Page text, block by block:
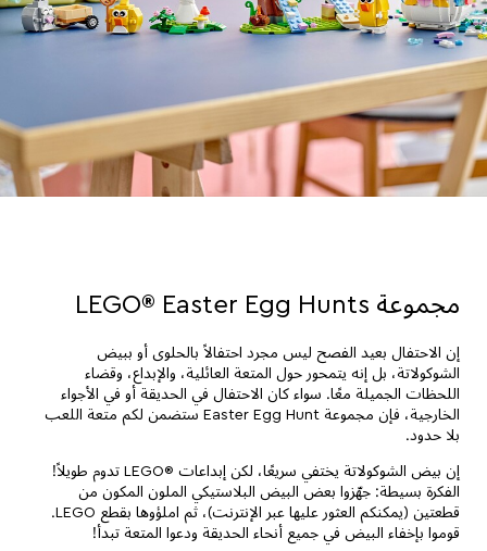
مجموعة LEGO® Easter Egg Hunts
إن الاحتفال بعيد الفصح ليس مجرد احتفالاً بالحلوى أو ببيض
الشوكولاتة، بل إنه يتمحور حول المتعة العائلية، والإبداع، وقضاء
اللحظات الجميلة معًا. سواء كان الاحتفال في الحديقة أو في الأجواء
الخارجية، فإن مجموعة Easter Egg Hunt ستضمن لكم متعة اللعب
بلا حدود.
إن بيض الشوكولاتة يختفي سريعًا، لكن إبداعات ®LEGO تدوم طويلاً!
الفكرة بسيطة: جهّزوا بعض البيض البلاستيكي الملون المكون من
قطعتين (يمكنكم العثور عليها عبر الإنترنت)، ثم املؤوها بقطع LEGO.
قوموا بإخفاء البيض في جميع أنحاء الحديقة ودعوا المتعة تبدأ!